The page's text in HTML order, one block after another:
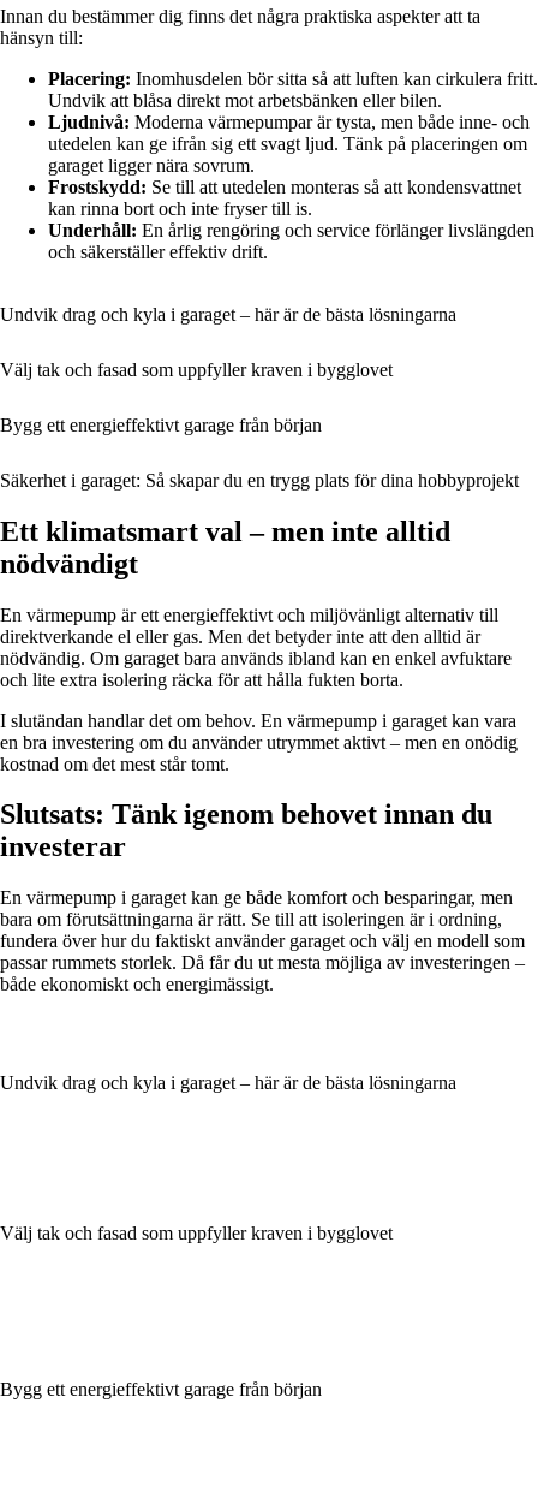
Innan du bestämmer dig finns det några praktiska aspekter att ta
hänsyn till:
Placering: Inomhusdelen bör sitta så att luften kan cirkulera fritt.
Undvik att blåsa direkt mot arbetsbänken eller bilen.
Ljudnivå: Moderna värmepumpar är tysta, men både inne- och
utedelen kan ge ifrån sig ett svagt ljud. Tänk på placeringen om
garaget ligger nära sovrum.
Frostskydd: Se till att utedelen monteras så att kondensvattnet
kan rinna bort och inte fryser till is.
Underhåll: En årlig rengöring och service förlänger livslängden
och säkerställer effektiv drift.
Undvik drag och kyla i garaget – här är de bästa lösningarna
Välj tak och fasad som uppfyller kraven i bygglovet
Bygg ett energieffektivt garage från början
Säkerhet i garaget: Så skapar du en trygg plats för dina hobbyprojekt
Ett klimatsmart val – men inte alltid
nödvändigt
En värmepump är ett energieffektivt och miljövänligt alternativ till
direktverkande el eller gas. Men det betyder inte att den alltid är
nödvändig. Om garaget bara används ibland kan en enkel avfuktare
och lite extra isolering räcka för att hålla fukten borta.
I slutändan handlar det om behov. En värmepump i garaget kan vara
en bra investering om du använder utrymmet aktivt – men en onödig
kostnad om det mest står tomt.
Slutsats: Tänk igenom behovet innan du
investerar
En värmepump i garaget kan ge både komfort och besparingar, men
bara om förutsättningarna är rätt. Se till att isoleringen är i ordning,
fundera över hur du faktiskt använder garaget och välj en modell som
passar rummets storlek. Då får du ut mesta möjliga av investeringen –
både ekonomiskt och energimässigt.
Undvik drag och kyla i garaget – här är de bästa lösningarna
Välj tak och fasad som uppfyller kraven i bygglovet
Bygg ett energieffektivt garage från början